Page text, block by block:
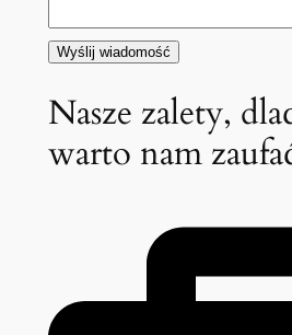
Nasze zalety,
warto nam